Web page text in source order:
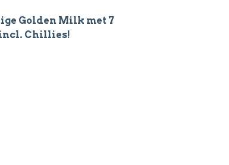
Golden Milk met 7
Chillies!